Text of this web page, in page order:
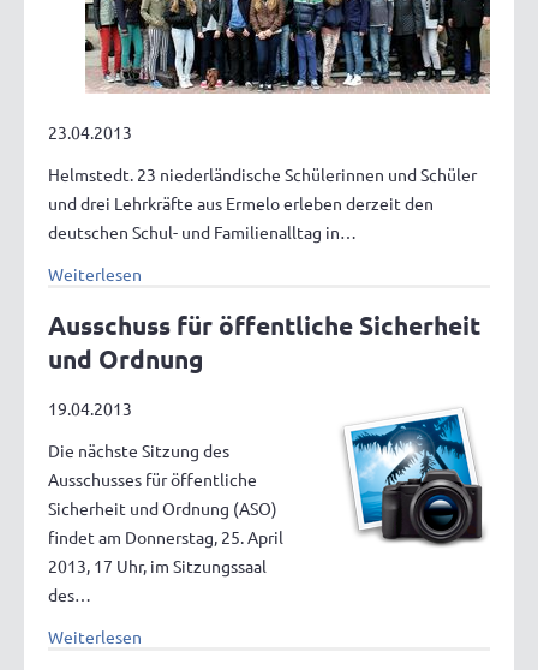
23.04.2013
Helmstedt. 23 niederländische Schülerinnen und Schüler
und drei Lehrkräfte aus Ermelo erleben derzeit den
deutschen Schul- und Familienalltag in…
Weiterlesen
Ausschuss für öffentliche Sicherheit
und Ordnung
19.04.2013
Die nächste Sitzung des
Ausschusses für öffentliche
Sicherheit und Ordnung (ASO)
findet am Donnerstag, 25. April
2013, 17 Uhr, im Sitzungssaal
des…
Weiterlesen